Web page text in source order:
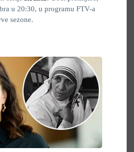
u 20:30, u programu FTV-a
sezone.